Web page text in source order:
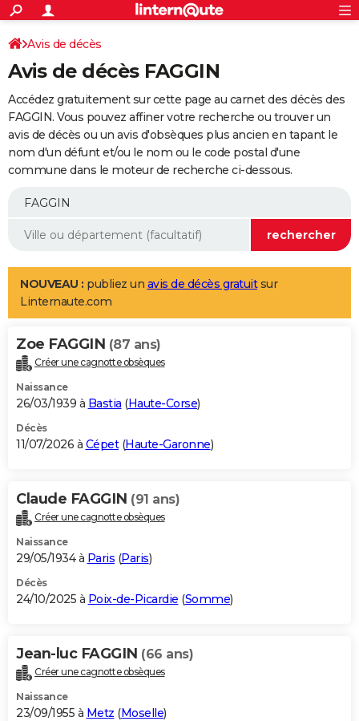
ACTUALITÉS
Politique
Société
Faits Divers
Education
Monde
Villes
+
SPORT
Coupe du monde 2026
Football
Tennis
Cyclisme
Rugby
Forum
Programme TV
TNT
Streaming
Cinéma
Sorties cinéma
Musique
+
FINANCE
Retraite
Epargne
Immobilier
Risques naturels par ville
Banque
Assurance
AUTO
Essais
Réserver un essai
Citadines
Berlines
SUV
Forum auto
+
Mobiles
Meilleur smartphone
Internet
Ordinateurs
Jeux vidéo
Guide high-tech
Aménagement intérieur
LIFESTYLE
Art de vivre
Bien-être
Loisirs
Mode
Modes de vie
Alimentation
Guide de la santé
Maladies
Médicaments
Sommeil
VOYAGE
Destinations
City break
Voyage nature
Voyage de noces
Forum
Climat
+PHOTO
GUIDES D'ACHAT
BONS PLANS
Carte de Noël
Carte Bonne année
Carte Saint-Valentin
Carte Pâques
Carte d'anniversaire
DICTIONNAIRE
Dictionnaire
Biographies
Citations
Expressions
Proverbes
PROGRAMME TV
S'inscrire
Se connecter
Lycées
Collèges
Primaires
Universités
Entreprises
Service militaire
Avis de recherche
AVIS DE DÉCÈS
Bricolage
Lifestyle
Culture
Sport
Auto
Television
Voyage
Cinema
Avis de décès
Avis de décès FAGGIN
Accédez gratuitement sur cette page au carnet des décès des
FAGGIN. Vous pouvez affiner votre recherche ou trouver un
avis de décès ou un avis d'obsèques plus ancien en tapant le
nom d'un défunt et/ou le nom ou le code postal d'une
commune dans le moteur de recherche ci-dessous.
NOUVEAU : publiez un avis de décès gratuitsur
Linternaute.com
Zoe FAGGIN (87 ans)
Créer une cagnotte obsèques
Naissance
26/03/1939 à Bastia (Haute-Corse)
Décès
11/07/2026 à Cépet(Haute-Garonne)
Claude FAGGIN (91 ans)
Créer une cagnotte obsèques
Naissance
29/05/1934 à Paris (Paris)
Décès
24/10/2025 à Poix-de-Picardie (Somme)
Jean-luc FAGGIN (66 ans)
Créer une cagnotte obsèques
Naissance
23/09/1955 à Metz (Moselle)